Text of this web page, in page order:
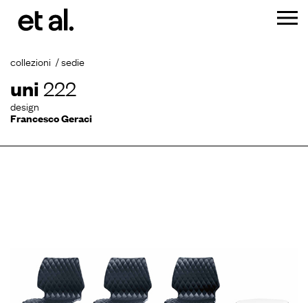
collezioni sedie
uni 222
design
Francesco Geraci